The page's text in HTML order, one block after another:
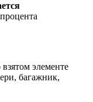
элементе
багажник,